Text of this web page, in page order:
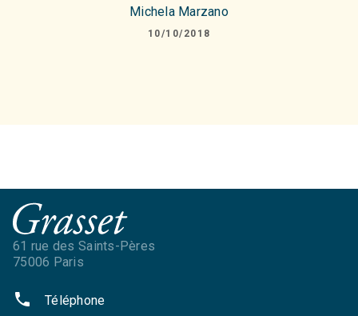
Michela Marzano
10/10/2018
61 rue des Saints-Pères
75006 Paris
phone Téléphone